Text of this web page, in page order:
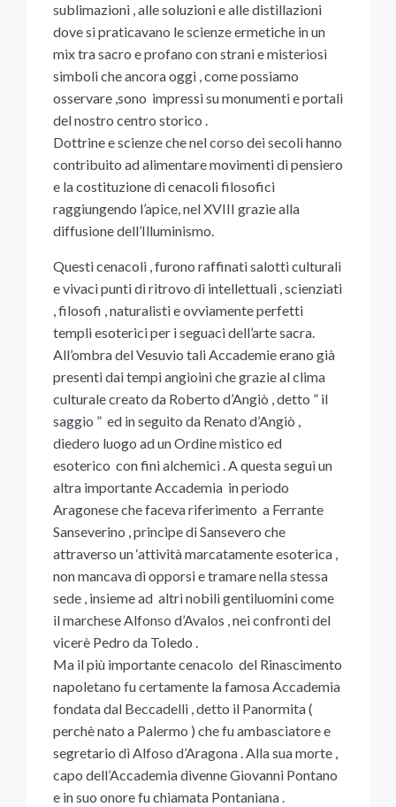
sublimazioni , alle soluzioni e alle distillazioni
dove si praticavano le scienze ermetiche in un
mix tra sacro e profano con strani e misteriosi
simboli che ancora oggi , come possiamo
osservare ,sono impressi su monumenti e portali
del nostro centro storico .
Dottrine e scienze che nel corso dei secoli hanno
contribuito ad alimentare movimenti di pensiero
e la costituzione di cenacoli filosofici
raggiungendo l’apice, nel XVIII grazie alla
diffusione dell’Illuminismo.
Questi cenacoli , furono raffinati salotti culturali
e vivaci punti di ritrovo di intellettuali , scienziati
, filosofi , naturalisti e ovviamente perfetti
templi esoterici per i seguaci dell’arte sacra.
All’ombra del Vesuvio tali Accademie erano già
presenti dai tempi angioini che grazie al clima
culturale creato da Roberto d’Angiò , detto ” il
saggio ” ed in seguito da Renato d’Angiò ,
diedero luogo ad un Ordine mistico ed
esoterico con fini alchemici . A questa seguì un
altra importante Accademia in periodo
Aragonese che faceva riferimento a Ferrante
Sanseverino , principe di Sansevero che
attraverso un ‘attività marcatamente esoterica ,
non mancava di opporsi e tramare nella stessa
sede , insieme ad altri nobili gentiluomini come
il marchese Alfonso d’Avalos , nei confronti del
vicerè Pedro da Toledo .
Ma il più importante cenacolo del Rinascimento
napoletano fu certamente la famosa Accademia
fondata dal Beccadelli , detto il Panormita (
perchè nato a Palermo ) che fu ambasciatore e
segretario di Alfoso d’Aragona . Alla sua morte ,
capo dell’Accademia divenne Giovanni Pontano
e in suo onore fu chiamata Pontaniana .